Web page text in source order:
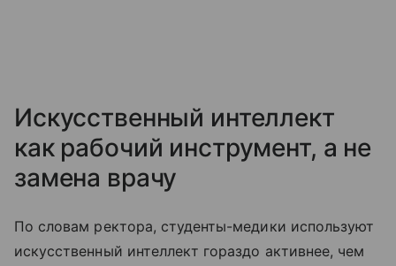
Искусственный интеллект
как рабочий инструмент, а не
замена врачу
По словам ректора, студенты-медики используют
искусственный интеллект гораздо активнее, чем